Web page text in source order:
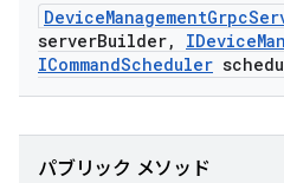
DeviceManagementGrpc
serverBuilder, IDevice
ICommandScheduler
パブリック メソッド